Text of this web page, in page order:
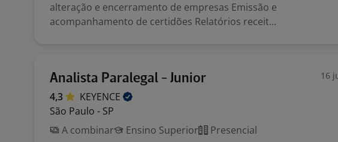
alteração e encerramento de empresas Emissão e
acompanhamento de certidões Relatórios receit...
Analista Paralegal - Junior 16
4,3
KEYENCE
São Paulo - SP
A combinar
Ensino Superior
Presencial